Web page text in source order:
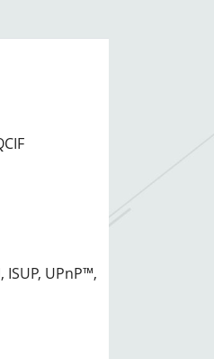
ISUP, UPnP™,